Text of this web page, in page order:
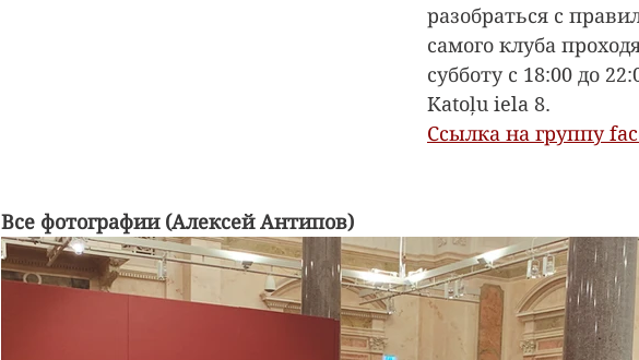
разобраться с
самого клуба
субботу с 18:00 до
Katoļu iela 8.
Ссылка на группу
Все фотографии (Алексей Антипов)